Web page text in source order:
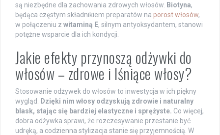
są niezbędne dla zachowania zdrowych włosów. Biotyna,
będąca częstym składnikiem preparatów na porost włosów,
w połączeniu z witaminą E, silnym antyoksydantem, stanowi
potężne wsparcie dla ich kondycji.
Jakie efekty przynoszą odżywki do
włosów – zdrowe i lśniące włosy?
Stosowanie odżywek do włosów to inwestycja w ich piękny
wygląd.
Dzięki nim włosy odzyskują zdrowie i naturalny
blask, stając się bardziej elastyczne i sprężyste. Co więcej,
dobra odżywka sprawi, że rozczesywanie przestanie być
udręką, a codzienna stylizacja stanie się przyjemnością. W